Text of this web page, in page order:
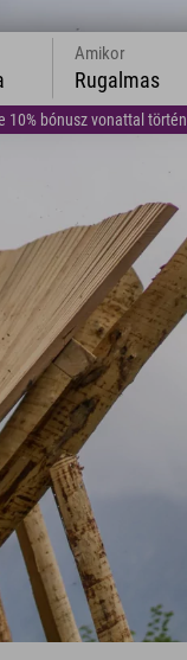
10% bónusz vonattal
Amikor
Rugalmas